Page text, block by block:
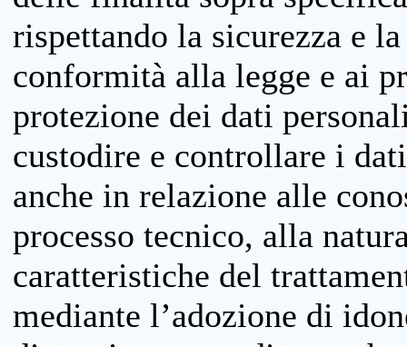
rispettando la sicurezza e
conformità alla legge e ai
protezione dei dati
custodire e controllare i
anche in relazione alle
processo tecnico, alla
caratteristiche del
mediante l’adozione di